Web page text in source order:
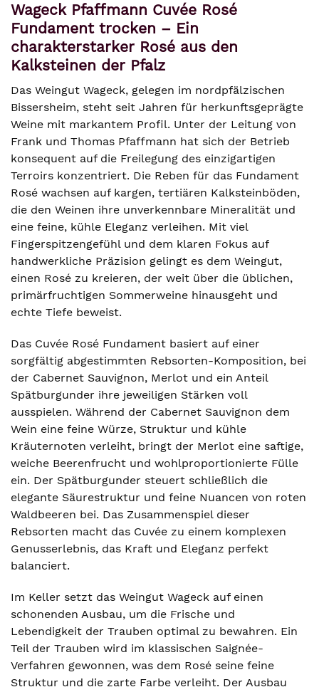
Wageck Pfaffmann Cuvée Rosé
Fundament trocken – Ein
charakterstarker Rosé aus den
Kalksteinen der Pfalz
Das Weingut Wageck, gelegen im nordpfälzischen
Bissersheim, steht seit Jahren für herkunftsgeprägte
Weine mit markantem Profil. Unter der Leitung von
Frank und Thomas Pfaffmann hat sich der Betrieb
konsequent auf die Freilegung des einzigartigen
Terroirs konzentriert. Die Reben für das Fundament
Rosé wachsen auf kargen, tertiären Kalksteinböden,
die den Weinen ihre unverkennbare Mineralität und
eine feine, kühle Eleganz verleihen. Mit viel
Fingerspitzengefühl und dem klaren Fokus auf
handwerkliche Präzision gelingt es dem Weingut,
einen Rosé zu kreieren, der weit über die üblichen,
primärfruchtigen Sommerweine hinausgeht und
echte Tiefe beweist.
Das Cuvée Rosé Fundament basiert auf einer
sorgfältig abgestimmten Rebsorten-Komposition, bei
der Cabernet Sauvignon, Merlot und ein Anteil
Spätburgunder ihre jeweiligen Stärken voll
ausspielen. Während der Cabernet Sauvignon dem
Wein eine feine Würze, Struktur und kühle
Kräuternoten verleiht, bringt der Merlot eine saftige,
weiche Beerenfrucht und wohlproportionierte Fülle
ein. Der Spätburgunder steuert schließlich die
elegante Säurestruktur und feine Nuancen von roten
Waldbeeren bei. Das Zusammenspiel dieser
Rebsorten macht das Cuvée zu einem komplexen
Genusserlebnis, das Kraft und Eleganz perfekt
balanciert.
Im Keller setzt das Weingut Wageck auf einen
schonenden Ausbau, um die Frische und
Lebendigkeit der Trauben optimal zu bewahren. Ein
Teil der Trauben wird im klassischen Saignée-
Verfahren gewonnen, was dem Rosé seine feine
Struktur und die zarte Farbe verleiht. Der Ausbau